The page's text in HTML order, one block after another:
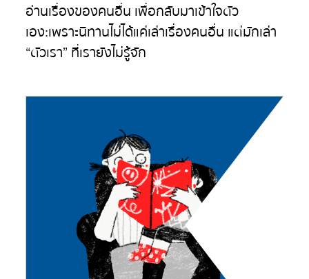
อ่านเรื่องของคนอื่น เพื่อกลับมาเข้าใจตัว
เอง:เพราะนิทานไม่ได้แค่เล่าเรื่องคนอื่น แต่มักเล่า
“ตัวเรา” ที่เรายังไม่รู้จัก